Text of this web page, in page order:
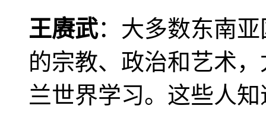
王赓武：大多数东南
的宗教、政治和艺术
兰世界学习。这些人